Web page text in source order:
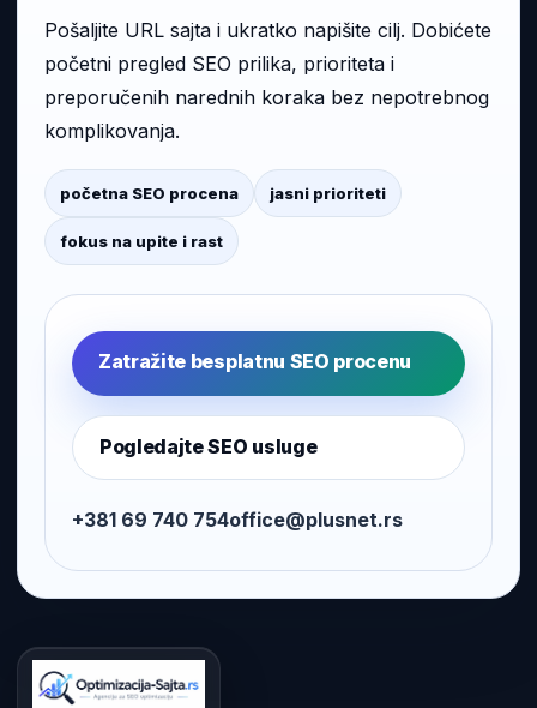
Pošaljite URL sajta i ukratko napišite cilj. Dobićete
početni pregled SEO prilika, prioriteta i
preporučenih narednih koraka bez nepotrebnog
komplikovanja.
početna SEO procena jasni prioriteti
fokus na upite i rast
Zatražite besplatnu SEO procenu
Pogledajte SEO usluge
+381 69 740 754office@plusnet.rs